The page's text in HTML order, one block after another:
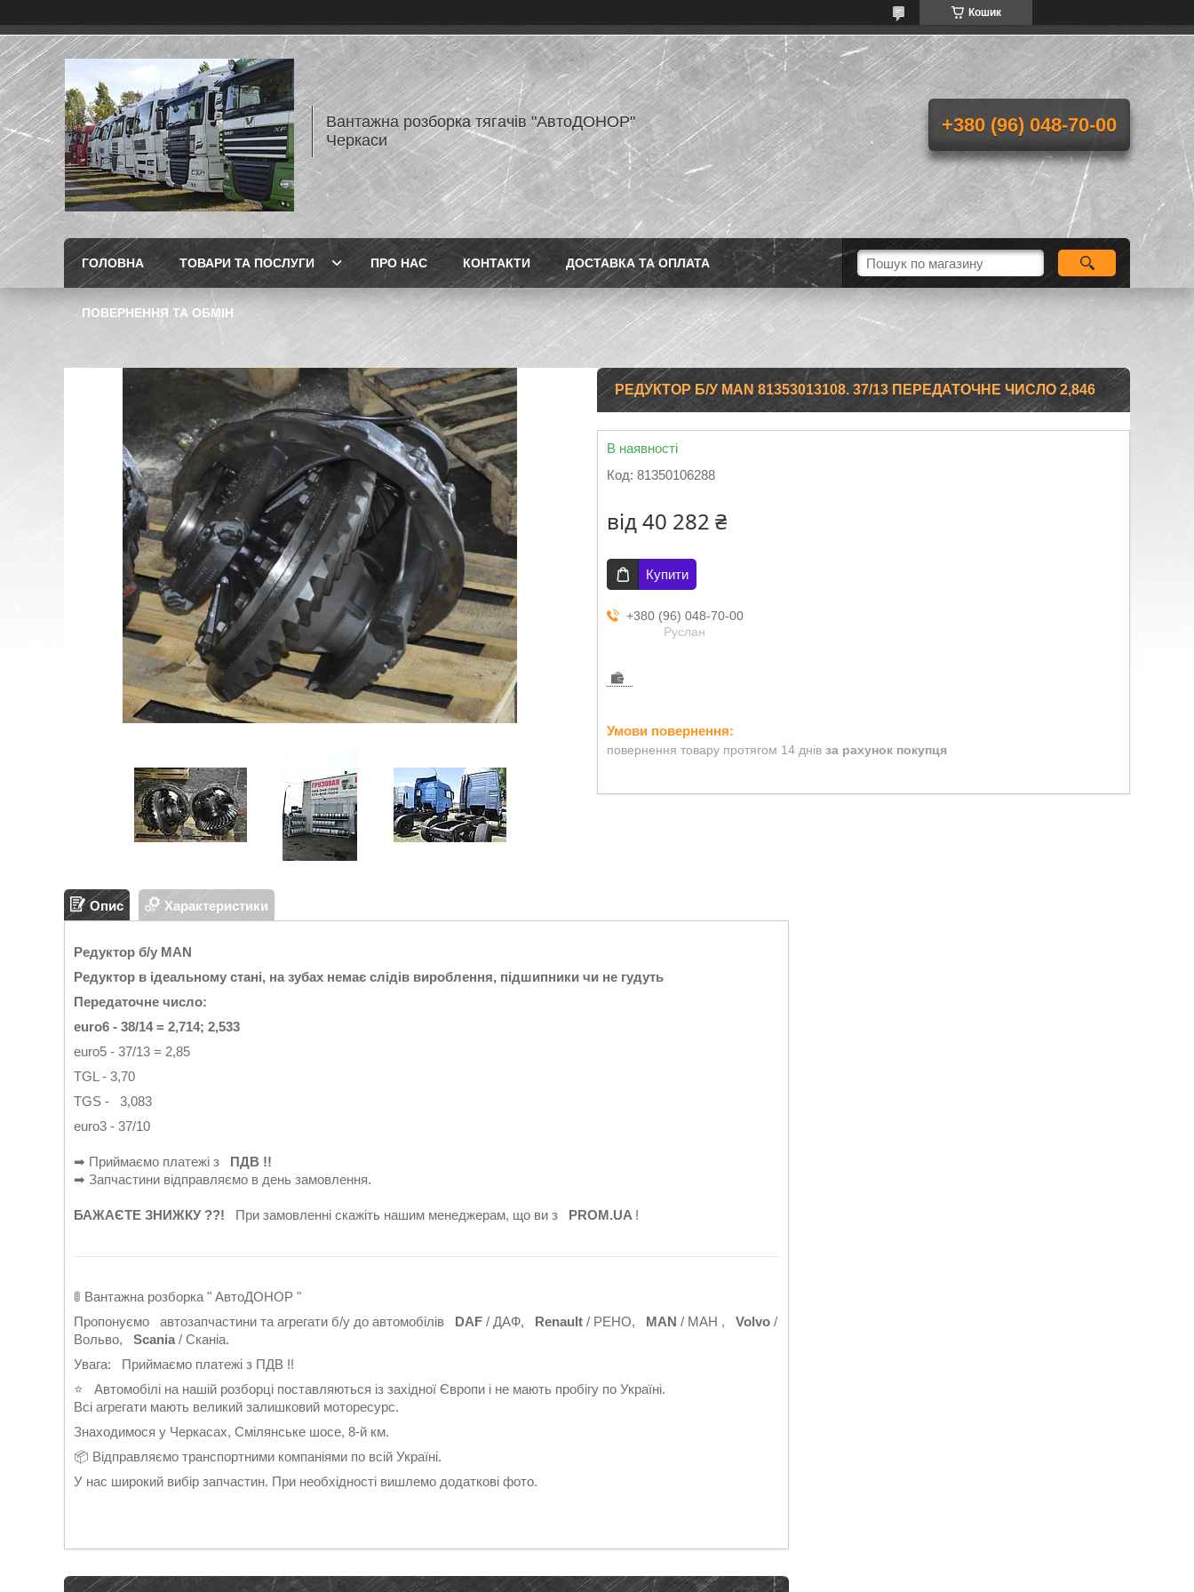
Кошик
Вантажна розборка тягачів "АвтоДОНОР"
Черкаси
+380 (96) 048-70-00
ГОЛОВНА ТОВАРИ ТА ПОСЛУГИ ПРО НАС КОНТАКТИ ДОСТАВКА ТА ОПЛАТА
ПОВЕРНЕННЯ ТА ОБМІН
РЕДУКТОР Б/У MAN 81353013108. 37/13 ПЕРЕДАТОЧНЕ ЧИСЛО 2,846
В наявності
Код: 81350106288
від40 282 ₴
Купити
+380 (96) 048-70-00
Руслан
повернення товару протягом 14 днів за рахунок покупця
Опис Характеристики
Редуктор б/у MAN
Редуктор в ідеальному стані, на зубах немає слідів вироблення, підшипники чи не гудуть
Передаточне число:
euro6 - 38/14 = 2,714; 2,533
euro5 - 37/13 = 2,85
TGL - 3,70
TGS - 3,083
euro3 - 37/10
➡ Приймаємо платежі з ПДВ !!
➡ Запчастини відправляємо в день замовлення.
БАЖАЄТЕ ЗНИЖКУ ??! При замовленні скажіть нашим менеджерам, що ви з PROM.UA !
🚦 Вантажна розборка " АвтоДОНОР "
Пропонуємо автозапчастини та агрегати б/у до автомобілів DAF / ДАФ, Renault / РЕНО, MAN / МАН , Volvo /
Вольво, Scania / Сканіа.
Увага: Приймаємо платежі з ПДВ !!
⭐ Автомобілі на нашій розборці поставляються із західної Європи і не мають пробігу по Україні.
Всі агрегати мають великий залишковий моторесурс.
Знаходимося у Черкасах, Смілянське шосе, 8-й км.
📦 Відправляємо транспортними компаніями по всій Україні.
У нас широкий вибір запчастин. При необхідності вишлемо додаткові фото.